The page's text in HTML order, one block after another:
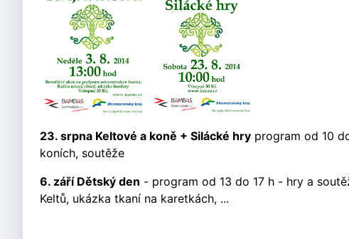
23. srpna Keltové a koně + Silácké hry program od 10
koních, soutěže
6. září Dětský den - program od 13 do 17 h - hry a
Keltů, ukázka tkaní na karetkách, ...